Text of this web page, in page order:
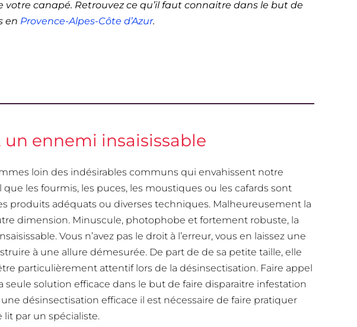
canapé. Retrouvez ce qu’il faut connaitre dans le but de
en Provence-Alpes-Côte d’Azur.
un ennemi insaisissable
loin des indésirables communs qui envahissent notre
les fourmis, les puces, les moustiques ou les cafards sont
produits adéquats ou diverses techniques. Malheureusement la
dimension. Minuscule, photophobe et fortement robuste, la
Vous n’avez pas le droit à l’erreur, vous en laissez une
à une allure démesurée. De part de de sa petite taille, elle
particulièrement attentif lors de la désinsectisation. Faire appel
seule solution efficace dans le but de faire disparaitre infestation
désinsectisation efficace il est nécessaire de faire pratiquer
par un spécialiste.